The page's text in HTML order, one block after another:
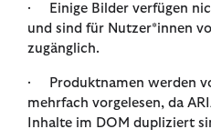
· Einige Bilder verfügen
und sind für Nutzer*innen
zugänglich.
· Produktnamen werden
mehrfach vorgelesen, da
Inhalte im DOM dupliziert